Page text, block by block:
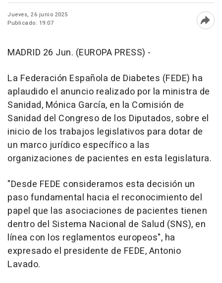
Jueves, 26 junio 2025
Publicado: 19:07
MADRID 26 Jun. (EUROPA PRESS) -
La Federación Española de Diabetes (FEDE) ha
aplaudido el anuncio realizado por la ministra de
Sanidad, Mónica García, en la Comisión de
Sanidad del Congreso de los Diputados, sobre el
inicio de los trabajos legislativos para dotar de
un marco jurídico específico a las
organizaciones de pacientes en esta legislatura.
"Desde FEDE consideramos esta decisión un
paso fundamental hacia el reconocimiento del
papel que las asociaciones de pacientes tienen
dentro del Sistema Nacional de Salud (SNS), en
línea con los reglamentos europeos", ha
expresado el presidente de FEDE, Antonio
Lavado.